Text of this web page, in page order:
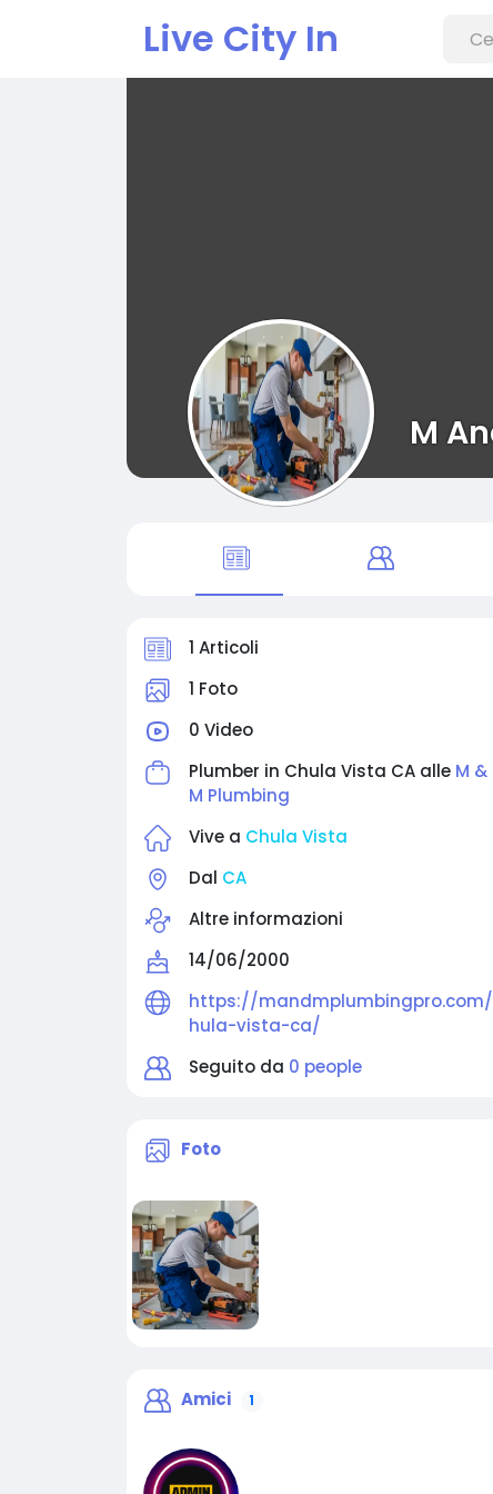
Live City In
M
1 Articoli
1 Foto
0 Video
Plumber in Chula Vista CA alle M &
M Plumbing
Vive a Chula Vista
Dal CA
Altre informazioni
14/06/2000
https://
hula-vista-ca/
Seguito da 0 people
Foto
Amici 1